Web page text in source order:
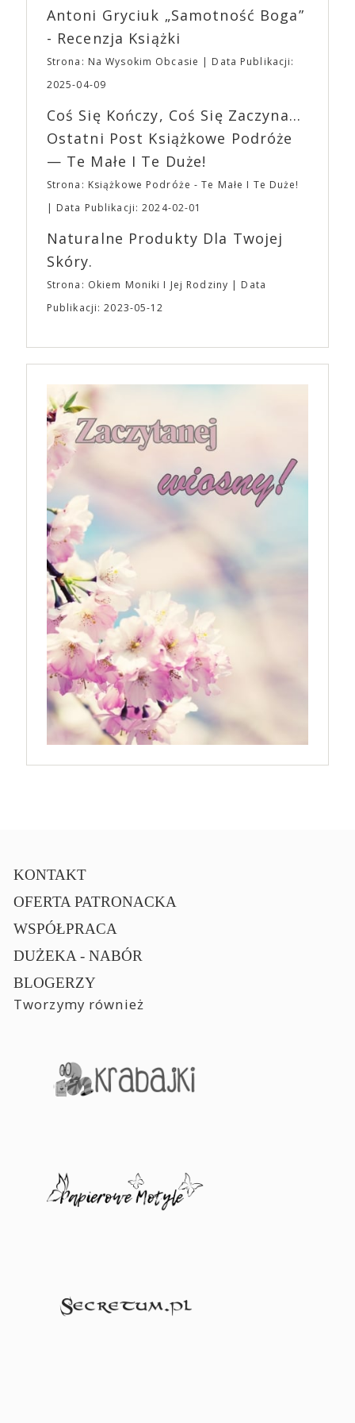
(„Joker”, „Ona”) w swojej najbardziej zaskakującej
roli. Twórca kultowych „Dziedzictwo. Hereditary” i
„Midsommar. W biały dzień” zrealizował najbardziej
osobisty film, który pozwolił mu w pełni podzielić
się z widzami swoimi lękami, wizją świata, a przede
„Bo się boi” w kinach od 21 kwietnia.
Wystawców i Obsługi. Na terenie hali nie zabraknie
Waszych ulubionych Wystawców serwujących
napoje oraz drobne przekąski a przed halą
planujemy Strefę FoodTrucków. Życzymy Wam
fantastycznego czasu oczekiwania na nadchodzącą
EXPO XXI!
Antoni Gryciuk „Samotność Boga”
- Recenzja Książki
Strona: Na Wysokim Obcasie
Data Publikacji:
2025-04-09
Coś Się Kończy, Coś Się Zaczyna...
Ostatni Post Książkowe Podróże
— Te Małe I Te Duże!
Strona: Książkowe Podróże - Te Małe I Te Duże!
Data Publikacji: 2024-02-01
Naturalne Produkty Dla Twojej
Skóry.
Strona: Okiem Moniki I Jej Rodziny
Data
Publikacji: 2023-05-12
KONTAKT
OFERTA PATRONACKA
WSPÓŁPRACA
DUŻEKA - NABÓR
BLOGERZY
Tworzymy również